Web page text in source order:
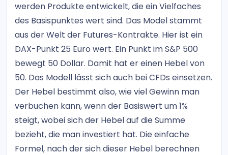
werden Produkte entwickelt, die ein Vielfaches
des Basispunktes wert sind. Das Model stammt
aus der Welt der Futures-Kontrakte. Hier ist ein
DAX-Punkt 25 Euro wert. Ein Punkt im S&P 500
bewegt 50 Dollar. Damit hat er einen Hebel von
50. Das Modell lässt sich auch bei CFDs einsetzen.
Der Hebel bestimmt also, wie viel Gewinn man
verbuchen kann, wenn der Basiswert um 1%
steigt, wobei sich der Hebel auf die Summe
bezieht, die man investiert hat. Die einfache
Formel, nach der sich dieser Hebel berechnen